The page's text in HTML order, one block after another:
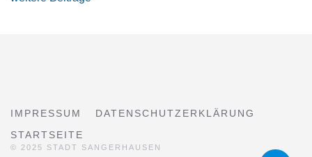
IMPRESSUM
DATENSCHUTZERKLÄRUNG
STARTSEITE
© 2025 STADT SANGERHAUSEN